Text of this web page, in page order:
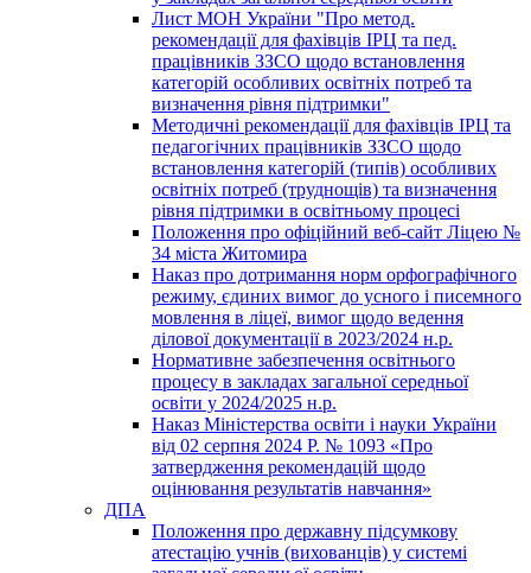
Лист МОН України "Про метод.
рекомендації для фахівців ІРЦ та пед.
працівників ЗЗСО щодо встановлення
категорій особливих освітніх потреб та
визначення рівня підтримки"
Методичні рекомендації для фахівців ІРЦ та
педагогічних працівників ЗЗСО щодо
встановлення категорій (типів) особливих
освітніх потреб (труднощів) та визначення
рівня підтримки в освітньому процесі
Положення про офіційний веб-сайт Ліцею №
34 міста Житомира
Наказ про дотримання норм орфографічного
режиму, єдиних вимог до усного і писемного
мовлення в ліцеї, вимог щодо ведення
ділової документації в 2023/2024 н.р.
Нормативне забезпечення освітнього
процесу в закладах загальної середньої
освіти у 2024/2025 н.р.
Наказ Міністерства освіти і науки України
від 02 серпня 2024 Р. № 1093 «Про
затвердження рекомендацій щодо
оцінювання результатів навчання»
ДПА
Положення про державну підсумкову
атестацію учнів (вихованців) у системі